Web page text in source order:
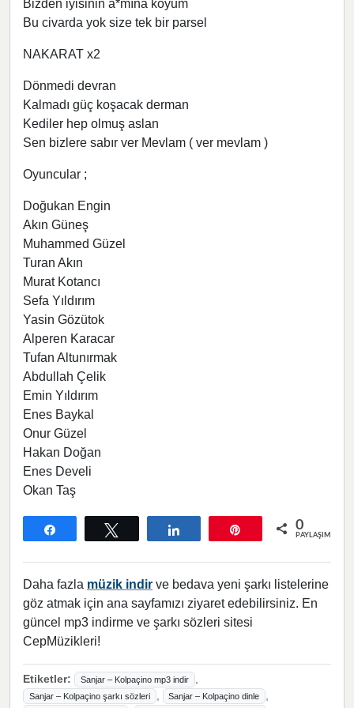
Bizden iyisinin a*mına koyum
Bu civarda yok size tek bir parsel
NAKARAT x2
Dönmedi devran
Kalmadı güç koşacak derman
Kediler hep olmuş aslan
Sen bizlere sabır ver Mevlam ( ver mevlam )
Oyuncular ;
Doğukan Engin
Akın Güneş
Muhammed Güzel
Turan Akın
Murat Kotancı
Sefa Yıldırım
Yasin Gözütok
Alperen Karacar
Tufan Altunırmak
Abdullah Çelik
Emin Yıldırım
Enes Baykal
Onur Güzel
Hakan Doğan
Enes Develi
Okan Taş
0
PAYLAŞIMLAR
Daha fazla müzik indir ve bedava yeni şarkı listelerine
göz atmak için ana sayfamızı ziyaret edebilirsiniz. En
güncel mp3 indirme ve şarkı sözleri sitesi
CepMüzikleri!
Etiketler: Sanjar – Kolpaçino mp3 indir
Sanjar – Kolpaçino şarkı sözleri Sanjar – Kolpaçino dinle